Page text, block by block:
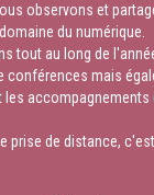
observons et
du numérique.
tout au long de
conférences mais
prise de distance,